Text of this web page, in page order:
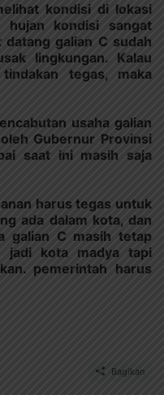
kondisi di lokasi
kondisi sangat
galian C sudah
lingkungan. Kalau
tegas, maka
usaha galian
Gubernur Provinsi
saat ini masih saja
harus tegas untuk
ada dalam kota, dan
galian C masih tetap
jadi kota madya tapi
pemerintah harus
Bagikan